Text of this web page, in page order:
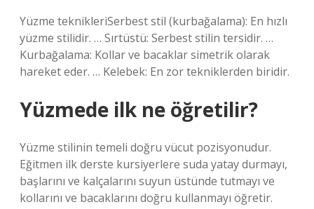
Yüzme teknikleriSerbest stil (kurbağalama): En hızlı
yüzme stilidir. … Sırtüstü: Serbest stilin tersidir. …
Kurbağalama: Kollar ve bacaklar simetrik olarak
hareket eder. … Kelebek: En zor tekniklerden biridir.
Yüzmede ilk ne öğretilir?
Yüzme stilinin temeli doğru vücut pozisyonudur.
Eğitmen ilk derste kursiyerlere suda yatay durmayı,
başlarını ve kalçalarını suyun üstünde tutmayı ve
kollarını ve bacaklarını doğru kullanmayı öğretir.